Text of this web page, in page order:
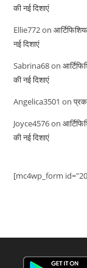
की नई दिशाएं
Ellie772on
नई दिशाएं
Sabrina68on
की नई दिशाएं
Angelica3501 on
Joyce4576on
की नई दिशाएं
[mc4wp_form